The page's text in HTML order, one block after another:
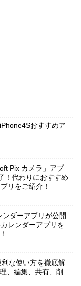
おすすめア
Pix カメラ」アプ
！代わりにおすすめ
リをご紹介！
ダーアプリが公開
レンダーアプリを
利な使い方を徹底解
、編集、共有、削